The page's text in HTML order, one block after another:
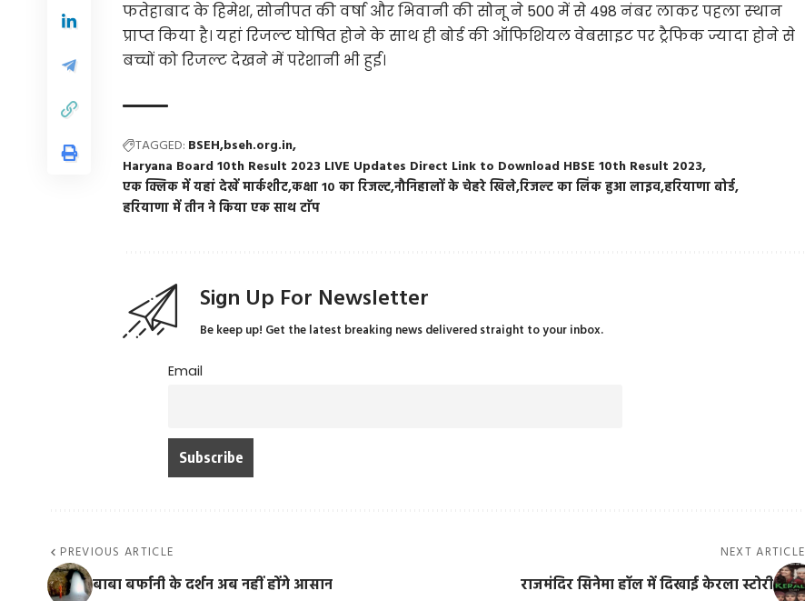
फतेहाबाद के हिमेश, सोनीपत की वर्षा और भिवानी की सोनू ने 500 में से 498 नंबर लाकर पहला स्‍थान
प्राप्त किया है। यहां रिजल्‍ट घोषित होने के साथ ही बोर्ड की ऑफिशियल वेबसाइट पर ट्रैफिक ज्यादा होने से
बच्चों को रिजल्ट देखने में परेशानी भी हुई।
TAGGED: BSEH bseh.org.in
Haryana Board 10th Result 2023 LIVE Updates Direct Link to Download HBSE 10th Result 2023
एक क्लिक में यहां देखें मार्कशीटकक्षा 10 का रिजल्टनौनिहालों के चेहरे खिलेरिजल्‍ट का लिंक हुआ लाइवहरियाणा बोर्ड
हरियाणा में तीन ने किया एक साथ टाॅप
Sign Up For Newsletter
Be keep up! Get the latest breaking news delivered straight to your inbox.
Email
PREVIOUS ARTICLE
बाबा बर्फानी के दर्शन अब नहीं होंगे आसान
NEXT ARTICLE
राजमंदिर सिनेमा हॉल में दिखाई केरला स्टोरी